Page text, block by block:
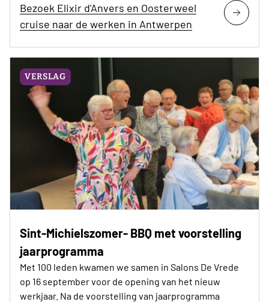
Bezoek Elixir d'Anvers en Oosterweel
cruise naar de werken in Antwerpen
VERSLAG
Sint-Michielszomer- BBQ met voorstelling
jaarprogramma
Met 100 leden kwamen we samen in Salons De Vrede
op 16 september voor de opening van het nieuw
werkjaar. Na de voorstelling van jaarprogramma